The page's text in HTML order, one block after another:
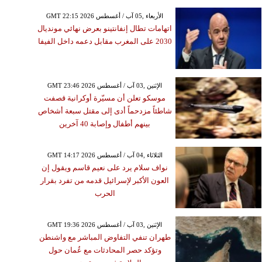
GMT 22:15 2026 الأربعاء ,05 آب / أغسطس
اتهامات تطال إنفانتينو بعرض نهائي مونديال
2030 على المغرب مقابل دعمه داخل الفيفا
GMT 23:46 2026 الإثنين ,03 آب / أغسطس
موسكو تعلن أن مسيّرة أوكرانية قصفت
شاطئاً مزدحماً أدى إلى مقتل سبعة أشخاص
بينهم أطفال وإصابة 40 آخرين
GMT 14:17 2026 الثلاثاء ,04 آب / أغسطس
نواف سلام يرد على نعيم قاسم ويقول إن
العون الأكبر لإسرائيل قدمه من تفرد بقرار
الحرب
GMT 19:36 2026 الإثنين ,03 آب / أغسطس
طهران تنفي التفاوض المباشر مع واشنطن
وتؤكد حصر المحادثات مع عُمان حول